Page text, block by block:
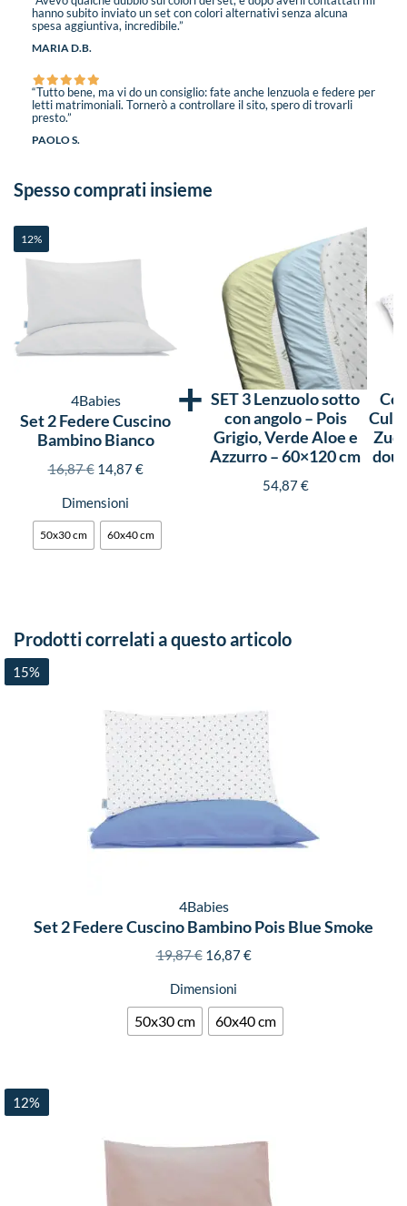
hanno subito inviato un set con colori alternativi senza alcuna
spesa aggiuntiva, incredibile.”
MARIA D.B.
“Tutto bene, ma vi do un consiglio: fate anche lenzuola e federe per
letti matrimoniali. Tornerò a controllare il sito, spero di trovarli
presto.”
PAOLO S.
Spesso comprati insieme
12%
4Babies
Set 2 Federe Cuscino
Bambino Bianco
16,87€ 14,87€
Dimensioni
50x30 cm 60x40 cm
+ SET 3 Lenzuolo sotto
con angolo – Pois
Grigio, Verde Aloe e
Azzurro – 60×120 cm
54,87€
Prodotti correlati a questo articolo
15%
4Babies
Set 2 Federe Cuscino Bambino Pois Blue Smoke
19,87€ 16,87€
Dimensioni
50x30 cm 60x40 cm
12%